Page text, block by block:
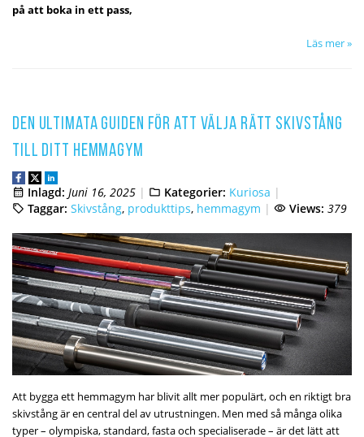
på att boka in ett pass,
Läs mer »
Den ultimata guiden för att välja rätt skivstång
till ditt hemmagym
Inlagd: Juni 16, 2025 Kategorier: Kuriosa
Taggar: Skivstång, produkttips, hemmagym Views: 379
Att bygga ett hemmagym har blivit allt mer populärt, och en riktigt bra
skivstång är en central del av utrustningen. Men med så många olika
typer – olympiska, standard, fasta och specialiserade – är det lätt att